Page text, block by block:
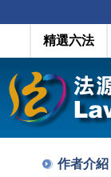
精選六法
作者介紹